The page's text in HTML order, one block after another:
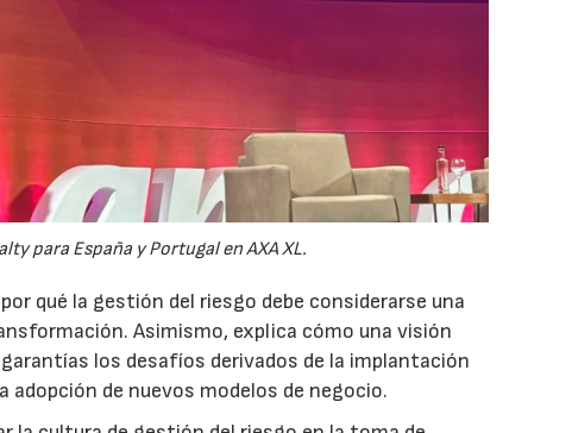
para España y Portugal en AXA XL.
qué la gestión del riesgo debe considerarse una
Asimismo, explica cómo una visión
los desafíos derivados de la implantación
de nuevos modelos de negocio.